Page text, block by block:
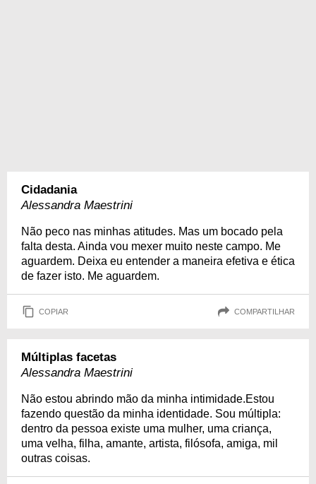
Cidadania
Alessandra Maestrini
Não peco nas minhas atitudes. Mas um bocado pela
falta desta. Ainda vou mexer muito neste campo. Me
aguardem. Deixa eu entender a maneira efetiva e ética
de fazer isto. Me aguardem.
COPIAR COMPARTILHAR
Múltiplas facetas
Alessandra Maestrini
Não estou abrindo mão da minha intimidade.Estou
fazendo questão da minha identidade. Sou múltipla:
dentro da pessoa existe uma mulher, uma criança,
uma velha, filha, amante, artista, filósofa, amiga, mil
outras coisas.